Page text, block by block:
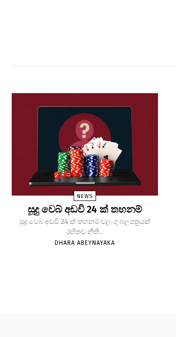
NEWS
සූදු වෙබ් අඩවි 24 ක් තහනම්
සූදු වෙබ් අඩවි 24 ක් තහනම් වලංගු බලපත්‍රයක්
රහිතව නීති...
DHARA ABEYNAYAKA